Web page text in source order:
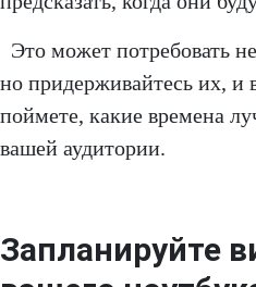
Это может потребовать
но придерживайтесь их, и
поймете, какие времена
вашей аудитории.
Запланируйте